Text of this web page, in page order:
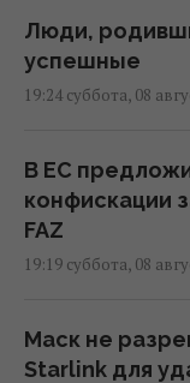
Люди,
успешные
19:24 суббота, 08
В ЕС
конфискации
FAZ
19:19 суббота, 08
Маск не
Starlink для